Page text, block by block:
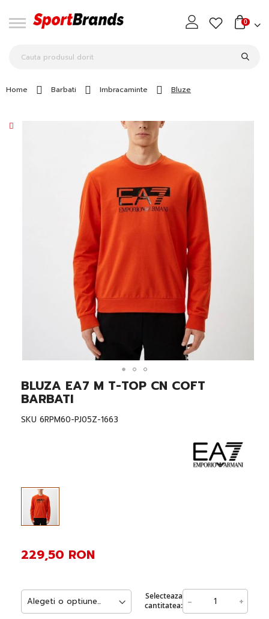
0
Home Barbati Imbracaminte Bluze
Skip
to
the
beginning
of
BLUZA EA7 M T-TOP CN COFT
BARBATI
SKU 6RPM60-PJ05Z-1663
Selecteaza
cantitatea: - +
229,50 RON